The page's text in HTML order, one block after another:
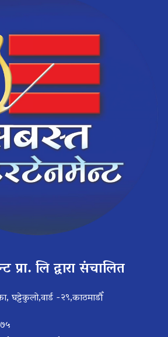
प्रा. लि द्वारा संचालित
घट्टेकुलो,वार्ड -२९,काठमाडौँ